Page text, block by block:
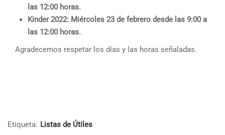
las 12:00 horas.
Kinder 2022: Miércoles 23 de febrero desde las 9:00 a
las 12:00 horas.
Agradecemos respetar los días y las horas señaladas.
Etiqueta: Listas de Útiles